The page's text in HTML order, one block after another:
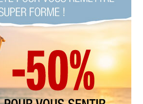
ARCHIVES